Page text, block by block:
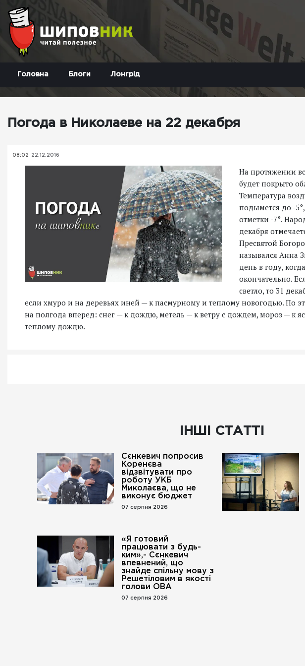
Головна Блоги Лонгрід
Погода в Николаеве на 22 декабря
08:02 22.12.2016
На протяжении
будет покрыто
Температура
подымется до -
отметки -7°.
декабря
Пресвятой
назывался Анна
день в году,
окончательно.
светло, то 31
если хмуро и на деревьях иней — к пасмурному и теплому новогодью. По
на полгода вперед: снег — к дождю, метель — к ветру с дождем, мороз — к
теплому дождю.
ІНШІ СТАТТІ
Сєнкевич попросив
Коренєва
відзвітувати про
роботу УКБ
Миколаєва, що не
виконує бюджет
07 серпня 2026
«Я готовий
працювати з будь-
ким»,- Сєнкевич
впевнений, що
знайде спільну мову з
Решетіловим в якості
голови ОВА
07 серпня 2026